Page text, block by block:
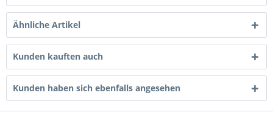
Ähnliche Artikel
Kunden kauften auch
Kunden haben sich ebenfalls angesehen